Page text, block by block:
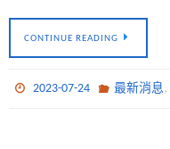
CONTINUE READING
2023-07-24 最新消息,